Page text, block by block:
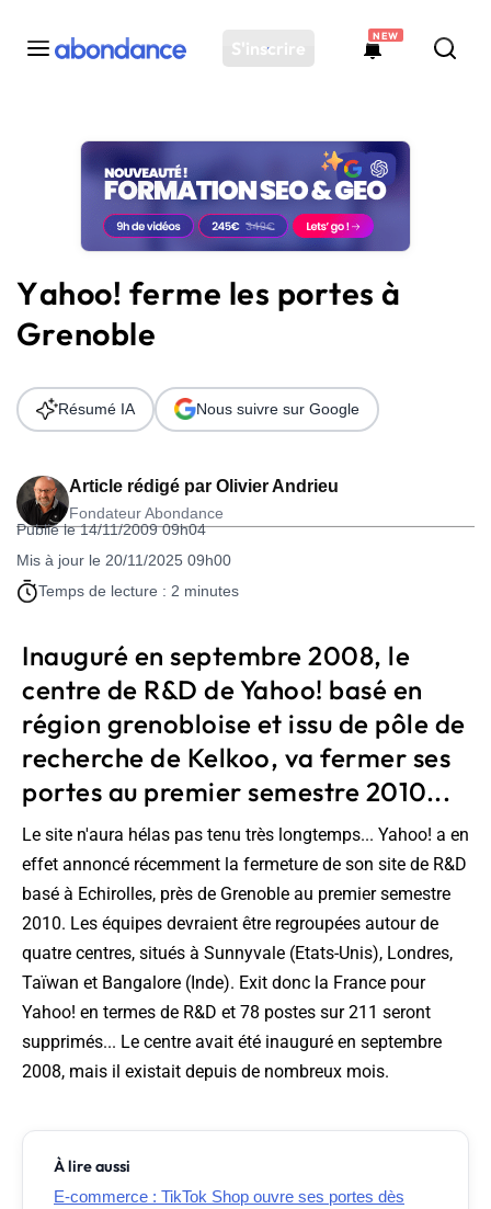
S'inscrire
NEW
Toutes les actus
Actus SEO
Plateforme
Solutions
Ressources
Audit SEO
Yahoo! ferme les portes à
Grenoble
Article rédigé par Olivier Andrieu
Fondateur Abondance
Publié le 14/11/2009 09h04
Mis à jour le 20/11/2025 09h00
Temps de lecture : 2 minutes
Résumé IA Nous suivre sur Google
Inauguré en septembre 2008, le
centre de R&D de Yahoo! basé en
région grenobloise et issu de pôle de
recherche de Kelkoo, va fermer ses
portes au premier semestre 2010...
Le site n'aura hélas pas tenu très longtemps... Yahoo! a en
effet annoncé récemment la fermeture de son site de R&D
basé à Echirolles, près de Grenoble au premier semestre
2010. Les équipes devraient être regroupées autour de
quatre centres, situés à Sunnyvale (Etats-Unis), Londres,
Taïwan et Bangalore (Inde). Exit donc la France pour
Yahoo! en termes de R&D et 78 postes sur 211 seront
supprimés... Le centre avait été inauguré en septembre
2008, mais il existait depuis de nombreux mois.
À lire aussi
E-commerce : TikTok Shop ouvre ses portes dès